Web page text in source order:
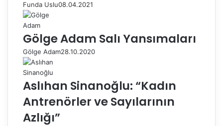
Funda Uslu08.04.2021
Gölge Adam Salı Yansımaları
Gölge Adam28.10.2020
Aslıhan Sinanoğlu: “Kadın
Antrenörler ve Sayılarının
Azlığı”